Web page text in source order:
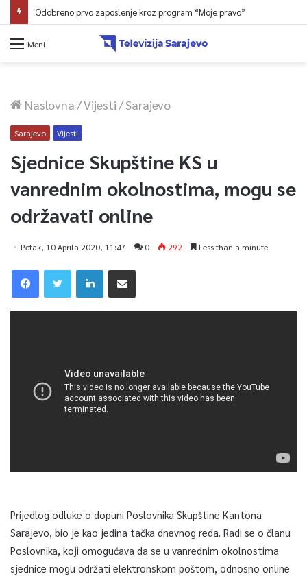
Festival u Centru od 15. do 20. augusta u Hastahana parku
Meni
Naslovna/Vijesti/Sarajevo
Sarajevo Vijesti
Sjednice Skupštine KS u
vanrednim okolnostima, mogu se
održavati online
Petak, 10 Aprila 2020, 11:47 0 292 Less than a minute
Prijedlog odluke o dopuni Poslovnika Skupštine Kantona
Sarajevo, bio je kao jedina tačka dnevnog reda. Radi se o članu
Poslovnika, koji omogućava da se u vanrednim okolnostima
sjednice mogu održati elektronskom poštom, odnosno online